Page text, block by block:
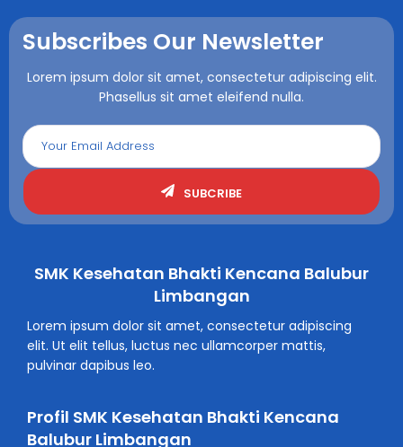
Subscribes Our Newsletter
Lorem ipsum dolor sit amet, consectetur adipiscing elit.
Phasellus sit amet eleifend nulla.
SUBCRIBE
SMK Kesehatan Bhakti Kencana Balubur
Limbangan
Lorem ipsum dolor sit amet, consectetur adipiscing
elit. Ut elit tellus, luctus nec ullamcorper mattis,
pulvinar dapibus leo.
Profil SMK Kesehatan Bhakti Kencana
Balubur Limbangan